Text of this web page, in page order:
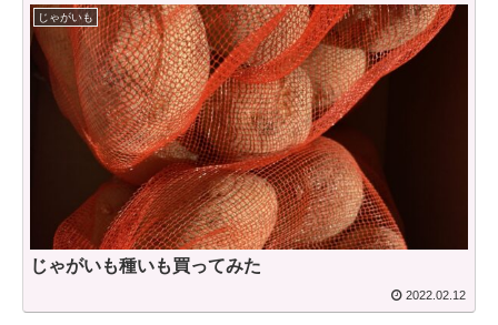
じゃがいも
じゃがいも種いも買ってみた
2022.02.12